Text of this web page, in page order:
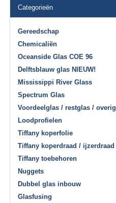
Categorieën
Gereedschap
Chemicaliën
Oceanside Glas COE 96
Delftsblauw glas NIEUW!
Mississippi River Glass
Spectrum Glas
Voordeelglas / restglas / overig
Loodprofielen
Tiffany koperfolie
Tiffany koperdraad / ijzerdraad
Tiffany toebehoren
Nuggets
Dubbel glas inbouw
Glasfusing